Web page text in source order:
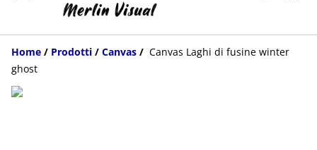
Home / Prodotti / Canvas / Canvas Laghi di fusine winter
ghost